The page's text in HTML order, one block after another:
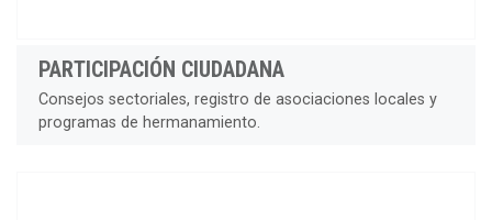
PARTICIPACIÓN CIUDADANA
Consejos sectoriales, registro de asociaciones locales y
programas de hermanamiento.